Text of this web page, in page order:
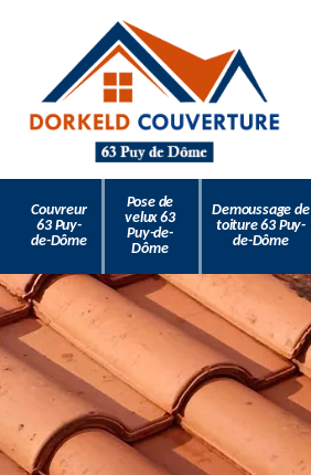
Couvreur
63 Puy-
de-Dôme
Pose de
velux 63
Puy-de-
Dôme
Demoussage de
toiture 63 Puy-
de-Dôme